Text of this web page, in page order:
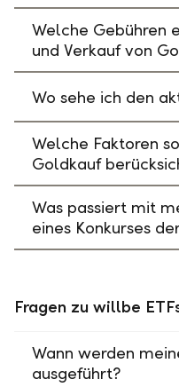
Welche Gebühren
und Verkauf von
Wo sehe ich den
Welche Faktoren
Goldkauf
Was passiert mit
eines Konkurses
Fragen zu willbe
Wann werden
ausgeführt?